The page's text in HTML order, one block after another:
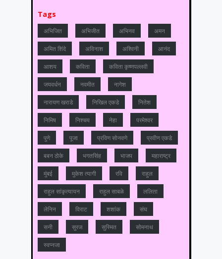
Tags
अभिजित अभिजीत अभिनव अमन
अमित शिंदे अविनाश अश्विनी आनंद
आशय कविता कविता कृष्णपल्लवी
जयवर्धन नवमीत नागेश
नारायण खराडे निखिल एकडे नितेश
निमिष निश्चय नेहा परमेश्वर
पुणे पूजा प्रविण सोनवणे प्रवीण एकडे
बबन ठोके भगतसिंह भाजप महाराष्‍ट्र
मुंबई मुकेश त्‍यागी रवि राहुल
राहुल सांकृत्यायन राहुल साबळे ललिता
लेनिन विराट शशांक संघ
सनी सुरज सुस्मित सोमनाथ
स्वप्नजा